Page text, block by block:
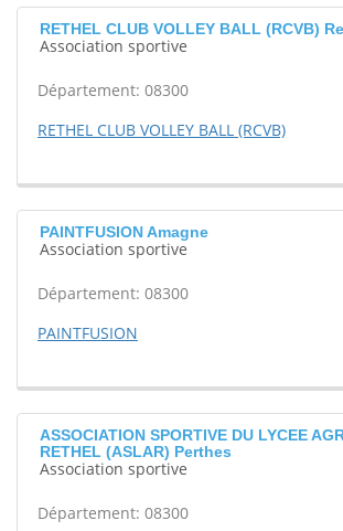
RETHEL CLUB VOLLEY BALL (RCVB)
Association sportive
Département: 08300
RETHEL CLUB VOLLEY BALL (RCVB)
PAINTFUSION Amagne
Association sportive
Département: 08300
PAINTFUSION
ASSOCIATION SPORTIVE DU LYCEE
RETHEL (ASLAR) Perthes
Association sportive
Département: 08300